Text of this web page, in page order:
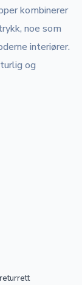
kombinerer
noe som
interiører.
og